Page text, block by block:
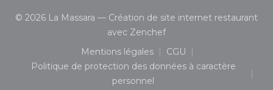
© 2026 La Massara — Création de site internet restaurant
avec Zenchef((ouvre une nouvelle
Mentions légales
((ouvre une nouvelle fenêtre))
CGU
((ouvre une nouvelle
Politique de protection des données à caractère
personnel((ouvre une nouvelle fenêtre))